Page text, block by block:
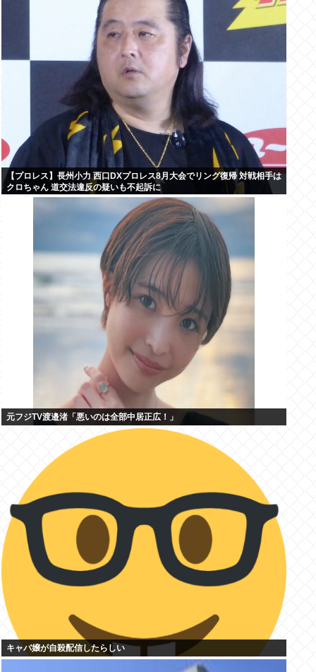
【プロレス】長州小力 西口DXプロレス8月大会でリング復帰 対戦相手は
クロちゃん 道交法違反の疑いも不起訴に
元フジTV渡邉渚「悪いのは全部中居正広！」
キャバ嬢が自殺配信したらしい